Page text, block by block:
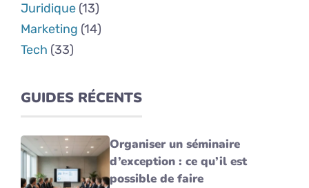
Juridique (13)
Marketing (14)
Tech (33)
GUIDES RÉCENTS
Organiser un séminaire
d’exception : ce qu’il est
possible de faire